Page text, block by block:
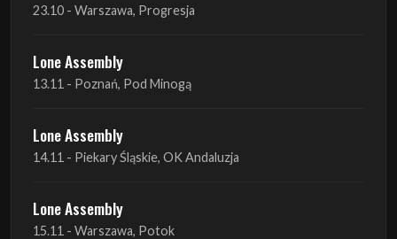
23.10 - Warszawa, Progresja
Lone Assembly
13.11 - Poznań, Pod Minogą
Lone Assembly
14.11 - Piekary Śląskie, OK Andaluzja
Lone Assembly
15.11 - Warszawa, Potok